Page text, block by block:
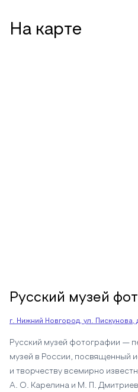
На карте
Русский музей
г. Нижний Новгород, ул. Пискунова,
Русский музей фотографии —
музей в России, посвященный
и творчеству всемирно
А. О. Карелина и М. П.